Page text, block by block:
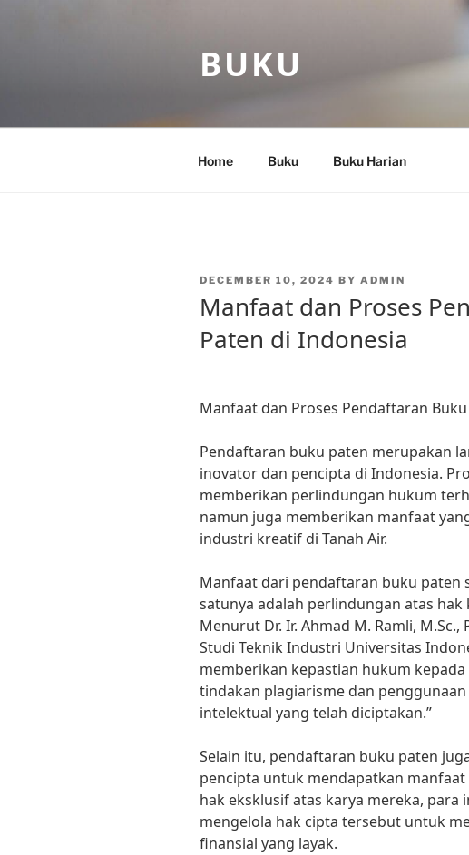
BUKU
Home Buku Buku Harian
POSTED
DECEMBER 10, 2024 BY ADMIN
Manfaat dan Proses
Paten di Indonesia
Manfaat dan Proses Pendaftaran
Pendaftaran buku paten merupakan
inovator dan pencipta di Indonesia.
memberikan perlindungan hukum
namun juga memberikan manfaat
industri kreatif di Tanah Air.
Manfaat dari pendaftaran buku paten
satunya adalah perlindungan atas hak
Menurut Dr. Ir. Ahmad M. Ramli,
Studi Teknik Industri Universitas
memberikan kepastian hukum
tindakan plagiarisme dan
intelektual yang telah diciptakan.”
Selain itu, pendaftaran buku paten
pencipta untuk mendapatkan
hak eksklusif atas karya mereka, para
mengelola hak cipta tersebut untuk
finansial yang layak.